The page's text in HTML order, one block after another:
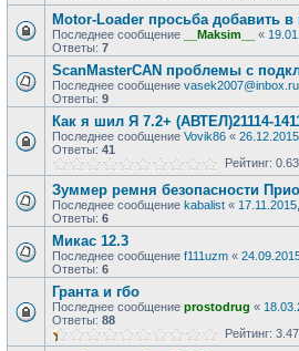
Motor-Loader просьба добавить
Последнее сообщение __Maksim__ «
Ответы: 7
ScanMasterCAN проблемы с
Последнее сообщение vasek2007@inbox.ru
Ответы: 9
Как я шил Я 7.2+ (АВТЕЛ)21114-
Последнее сообщение Vovik86 «
Ответы: 41
Рейтинг:
Зуммер ремня безопасности
Последнее сообщение kabalist «
Ответы: 6
Микас 12.3
Последнее сообщение f111uzm «
Ответы: 6
Гранта и гбо
Последнее сообщение prostodrug «
Ответы: 88
Рейтинг: